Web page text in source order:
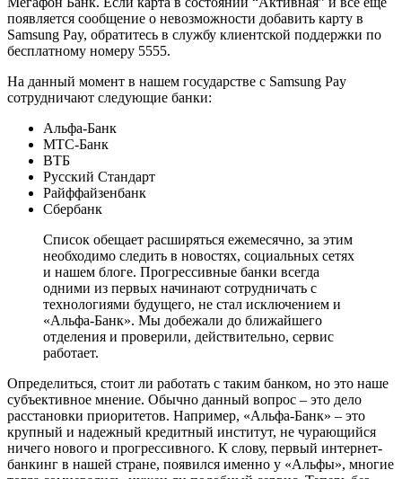
появляется сообщение о невозможности добавить карту в
Samsung Pay, обратитесь в службу клиентской поддержки по
бесплатному номеру 5555.
На данный момент в нашем государстве с Samsung Pay
сотрудничают следующие банки:
Альфа-Банк
МТС-Банк
ВТБ
Русский Стандарт
Райффайзенбанк
Сбербанк
Список обещает расширяться ежемесячно, за этим
необходимо следить в новостях, социальных сетях
и нашем блоге. Прогрессивные банки всегда
одними из первых начинают сотрудничать с
технологиями будущего, не стал исключением и
«Альфа-Банк». Мы добежали до ближайшего
отделения и проверили, действительно, сервис
работает.
Определиться, стоит ли работать с таким банком, но это наше
субъективное мнение. Обычно данный вопрос – это дело
расстановки приоритетов. Например, «Альфа-Банк» – это
крупный и надежный кредитный институт, не чурающийся
ничего нового и прогрессивного. К слову, первый интернет-
банкинг в нашей стране, появился именно у «Альфы», многие